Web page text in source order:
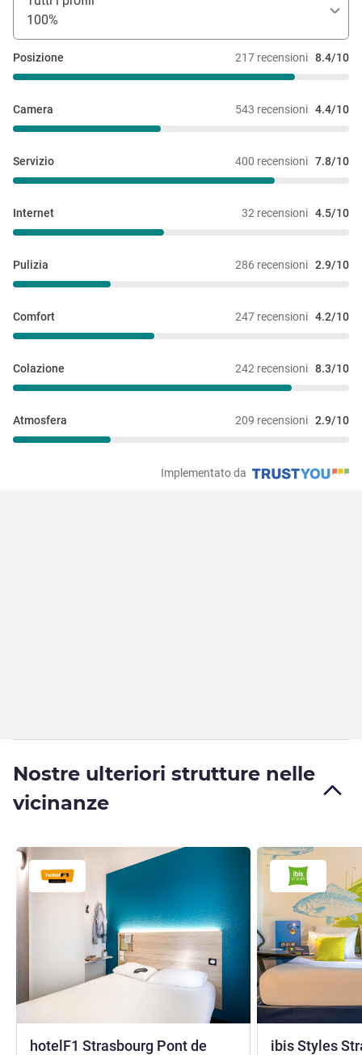
100%
217 recensioni 8.4/10
Posizione
543 recensioni 4.4/10
Camera
400 recensioni 7.8/10
Servizio
32 recensioni 4.5/10
Internet
286 recensioni 2.9/10
Pulizia
247 recensioni 4.2/10
Comfort
242 recensioni 8.3/10
Colazione
209 recensioni 2.9/10
Atmosfera
Implementato da
Nostre ulteriori strutture nelle
vicinanze
hotelF1 Strasbourg Pont de
ibis Styles